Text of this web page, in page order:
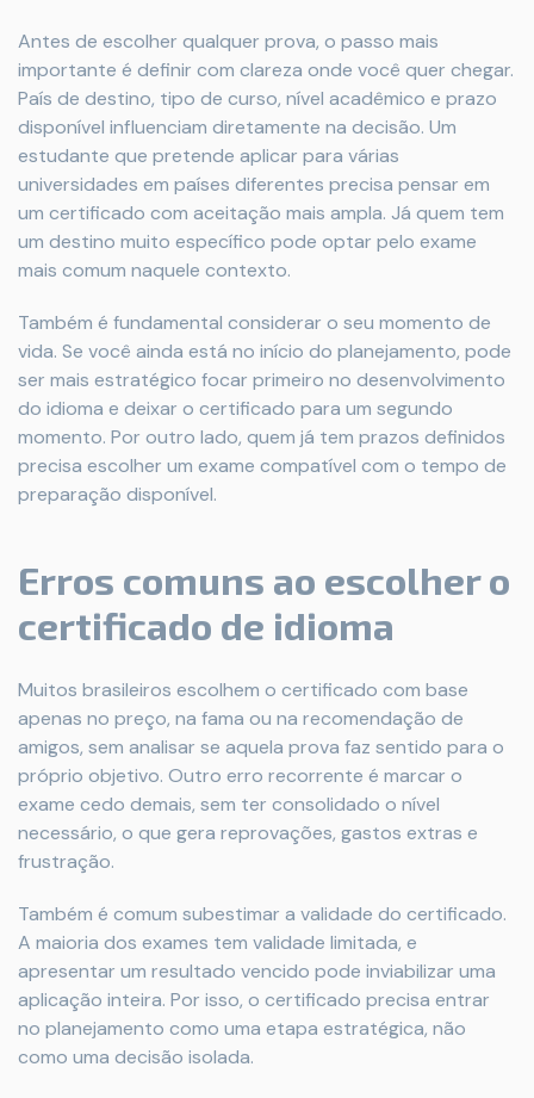
Antes de escolher qualquer prova, o passo mais
importante é definir com clareza onde você quer chegar.
País de destino, tipo de curso, nível acadêmico e prazo
disponível influenciam diretamente na decisão. Um
estudante que pretende aplicar para várias
universidades em países diferentes precisa pensar em
um certificado com aceitação mais ampla. Já quem tem
um destino muito específico pode optar pelo exame
mais comum naquele contexto.
Também é fundamental considerar o seu momento de
vida. Se você ainda está no início do planejamento, pode
ser mais estratégico focar primeiro no desenvolvimento
do idioma e deixar o certificado para um segundo
momento. Por outro lado, quem já tem prazos definidos
precisa escolher um exame compatível com o tempo de
preparação disponível.
Erros comuns ao escolher o
certificado de idioma
Muitos brasileiros escolhem o certificado com base
apenas no preço, na fama ou na recomendação de
amigos, sem analisar se aquela prova faz sentido para o
próprio objetivo. Outro erro recorrente é marcar o
exame cedo demais, sem ter consolidado o nível
necessário, o que gera reprovações, gastos extras e
frustração.
Também é comum subestimar a validade do certificado.
A maioria dos exames tem validade limitada, e
apresentar um resultado vencido pode inviabilizar uma
aplicação inteira. Por isso, o certificado precisa entrar
no planejamento como uma etapa estratégica, não
como uma decisão isolada.